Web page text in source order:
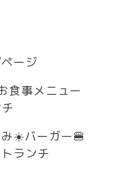
ージ
食事メニュー
☀️バーガー🍔
ランチ